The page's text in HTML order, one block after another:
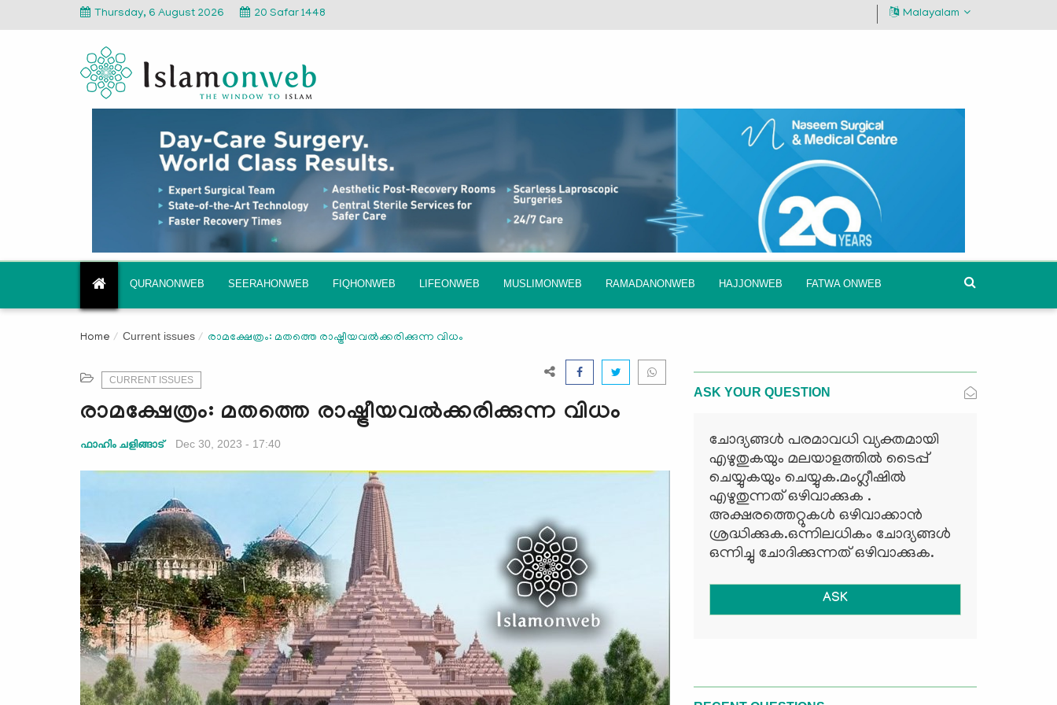
Thursday, 6 August 2026 20 Safar 1448 Malayalam
QURANONWEB SEERAHONWEB FIQHONWEB LIFEONWEB MUSLIMONWEB RAMADANONWEB HAJJONWEB FATWA ONWEB
Home Current issues രാമക്ഷേത്രം: മതത്തെ രാഷ്ട്രീയവല്‍ക്കരിക്കുന്ന വിധം
CURRENT ISSUES
രാമക്ഷേത്രം: മതത്തെ രാഷ്ട്രീയവല്‍ക്കരിക്കുന്ന വിധം
ഫാഹിം ചളിങ്ങാട് Dec 30, 2023 - 17:40
ASK YOUR QUESTION
ചോദ്യങ്ങള്‍ പരമാവധി വ്യക്തമായി
എഴുതുകയും മലയാളത്തില്‍ ടൈപ്പ്
ചെയ്യുകയും ചെയ്യുക.മംഗ്ലീഷില്‍
എഴുതുന്നത് ഒഴിവാക്കുക .
അക്ഷരത്തെറ്റുകള്‍ ഒഴിവാക്കാന്‍
ശ്രദ്ധിക്കുക.ഒന്നിലധികം ചോദ്യങ്ങള്‍
ഒന്നിച്ചു ചോദിക്കുന്നത് ഒഴിവാക്കുക.
ASK